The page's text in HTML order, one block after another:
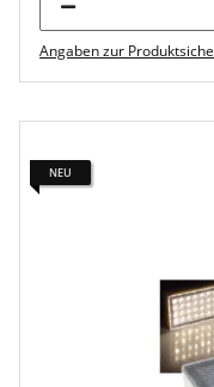
Angaben zur
NEU